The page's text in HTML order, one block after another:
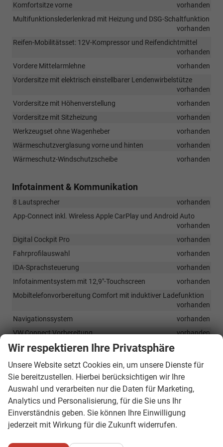
Komfortsitze vorne
vorhanden
Multifunktionslederlenkrad mit Heizung und DSG-Schaltfunktion
vorhanden
Reifen-Mobilitätsset: 12V-Kompressor und Reifendichtmittel
vorhanden
Vordere Mittelarmlehne
vorhanden
Vordersitze mit elektrisch einstellbarer Lendenwirbelstütze
vorhanden
Vordersitze mit Höhenverstellung
vorhanden
Vordersitze mit Sitzheizung
vorhanden
Werkzeugset ohne Wagenheber
vorhanden
Wärmeschutzverglasung vorne und hinten
vorhanden
Wärmeschutz-Windschutzscheibe
vorhanden
Infotainment & Kommunikation
8 Lautsprecher
vorhanden
App-Connect inkl. Wireless Apple CarPlay und Android Auto
vorhanden
Digital Cockpit Pro
vorhanden
Fahrprofilauswahl
vorhanden
IDA-Sprachsteuerung
vorhanden
Infotainmentsystem mit 12,9"-Touchscreen
vorhanden
Mobiltelefonvorbereitung Comfort mit induktiver Ladefunktion
vorhanden
Navigationssystem
vorhanden
VW Connect Vorbereitung
vorhanden
Sicherheit & Assistenz
Adaptive Tempomat
vorhanden
Airbag für Fahrer und Beifahrer, mit Deaktivierung des Beifahrer-
Frontairbags
vorhanden
Automatisches Notbremssystem
vorhanden
Berganfahrassistent
Wir respektieren Ihre Privatsphäre
Unsere Website setzt Cookies ein, um unsere Dienste für
Sie bereitzustellen. Hierbei berücksichtigen wir Ihre
Auswahl und verarbeiten nur die Daten für Marketing,
Analytics und Personalisierung, für die Sie uns Ihr
Einverständnis geben. Sie können Ihre Einwilligung
jederzeit mit Wirkung für die Zukunft widerrufen.